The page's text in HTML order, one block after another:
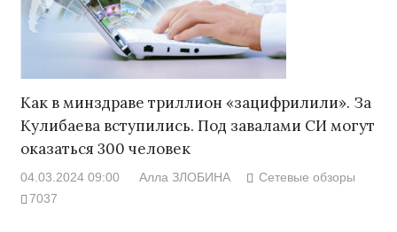
Как в минздраве триллион «зацифрилили». За
Кулибаева вступились. Под завалами СИ могут
оказаться 300 человек
04.03.2024 09:00 Алла ЗЛОБИНА
Сетевые обзоры
7037